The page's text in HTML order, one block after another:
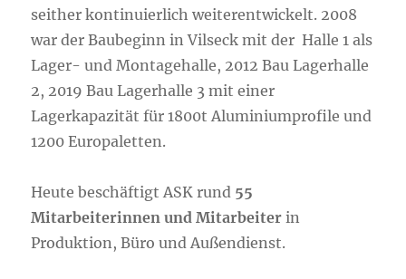
seither kontinuierlich weiterentwickelt. 2008
war der Baubeginn in Vilseck mit der Halle 1 als
Lager- und Montagehalle, 2012 Bau Lagerhalle
2, 2019 Bau Lagerhalle 3 mit einer
Lagerkapazität für 1800t Aluminiumprofile und
1200 Europaletten.
Heute beschäftigt ASK rund 55
Mitarbeiterinnen und Mitarbeiter in
Produktion, Büro und Außendienst.